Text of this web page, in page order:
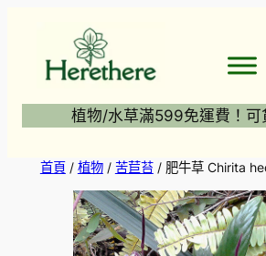
植物/水草滿599免運費！可
首頁/ 植物/ 苦苣苔/ 肥牛草 Chirita